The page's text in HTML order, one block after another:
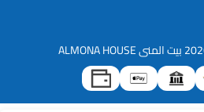
بيت المنى ALMONA HOUSE